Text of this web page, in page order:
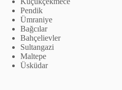
Pendik
Ümraniye
Bağcılar
Bahçelievler
Sultangazi
Maltepe
Üsküdar